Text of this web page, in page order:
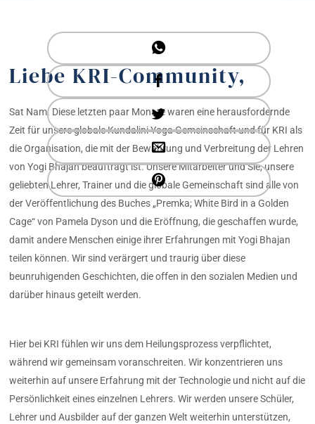
Liebe KRI-Community,
Sat Nam. Diese letzten paar Monate waren eine herausfordernde
Zeit für unsere globale Kundalini Yoga Gemeinschaft und für KRI als
die Organisation, die mit der Bewahrung und Verbreitung der Lehren
von Yogi Bhajan beauftragt ist. Unsere Mitarbeiter und Sie, unsere
geliebten Lehrer, Trainer und die globale Gemeinschaft sind alle von
der Veröffentlichung des Buches „Premka; White Bird in a Golden
Cage“ von Pamela Dyson und die Eröffnung, die geschaffen wurde,
damit andere Menschen einige ihrer Erfahrungen mit Yogi Bhajan
teilen können. Wir sind verärgert und traurig über diese
beunruhigenden Geschichten, die offen in den sozialen Medien und
darüber hinaus geteilt werden.
Hier bei KRI fühlen wir uns dem Heilungsprozess verpflichtet,
während wir gemeinsam voranschreiten. Wir konzentrieren uns
weiterhin auf unsere Erfahrung mit der Technologie und nicht auf die
Persönlichkeit eines einzelnen Lehrers. Wir werden unsere Schüler,
Lehrer und Ausbilder auf der ganzen Welt weiterhin unterstützen,